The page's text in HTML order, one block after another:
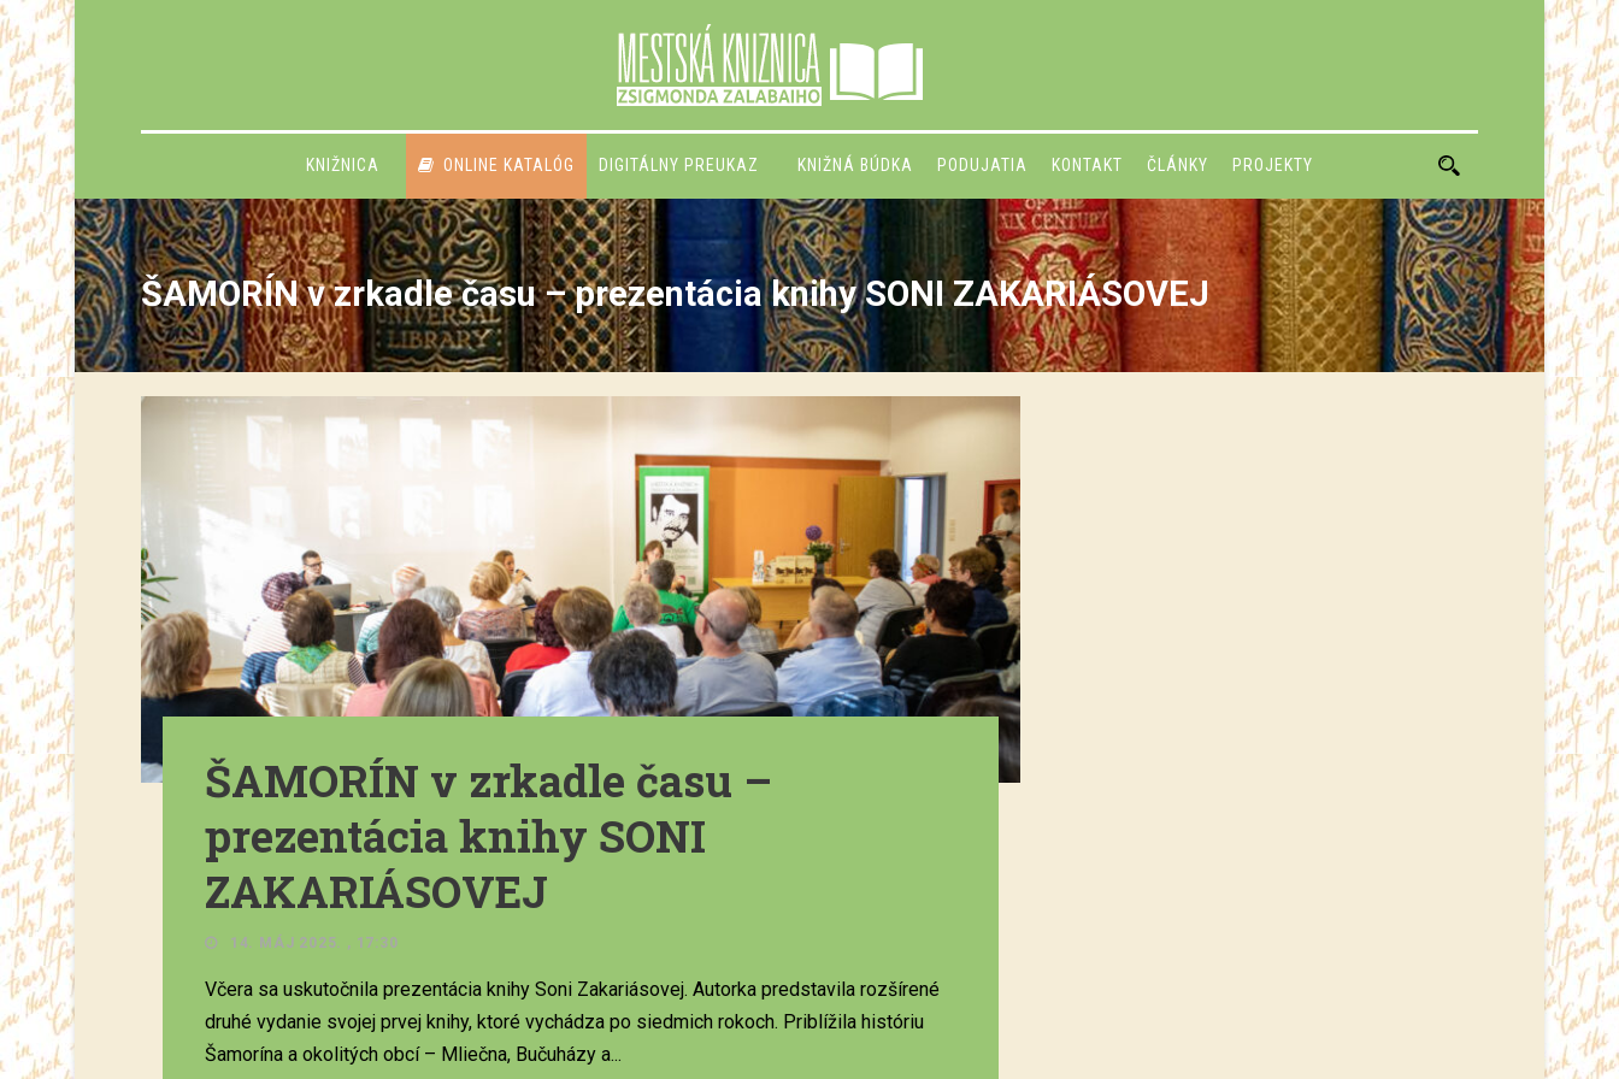
KNIŽNICA ONLINE KATALÓG DIGITÁLNY PREUKAZ KNIŽNÁ BÚDKA PODUJATIA KONTAKT ČLÁNKY PROJEKTY
ŠAMORÍN v zrkadle času – prezentácia knihy SONI ZAKARIÁSOVEJ
ŠAMORÍN v zrkadle času –
prezentácia knihy SONI
ZAKARIÁSOVEJ
14. MÁJ 2025. , 17:30
Včera sa uskutočnila prezentácia knihy Soni Zakariásovej. Autorka predstavila rozšírené
druhé vydanie svojej prvej knihy, ktoré vychádza po siedmich rokoch. Priblížila históriu
Šamorína a okolitých obcí – Mliečna, Bučuházy a...